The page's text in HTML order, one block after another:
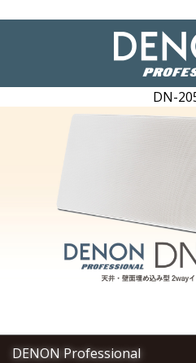
DN-
DENON Professional